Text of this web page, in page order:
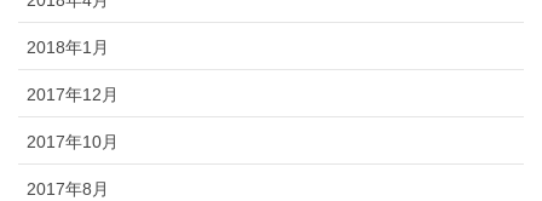
2018年1月
2017年12月
2017年10月
2017年8月